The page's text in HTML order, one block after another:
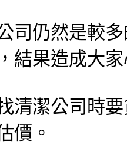
司仍然是較
結果造成大
清潔公司 時
價。